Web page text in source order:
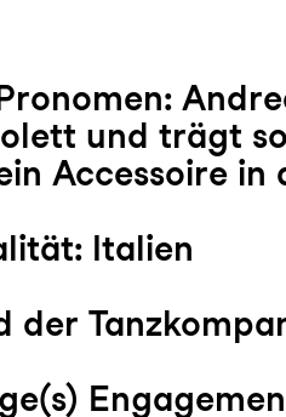
und trägt
Accessoire in
Italien
der